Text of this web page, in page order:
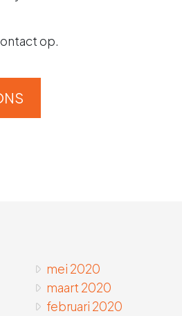
op.
mei 2020
maart 2020
februari 2020